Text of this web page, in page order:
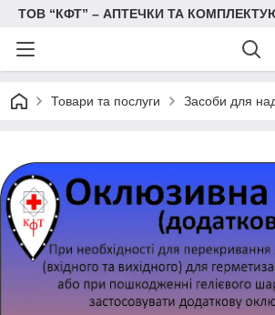
ТОВ “КФТ” – АПТЕЧКИ ТА
Товари та послуги Засоби для